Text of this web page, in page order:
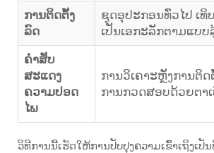
ການຕິດຕັ້ງ
ລົດ
ຊຸດອຸປະກອນທົ່ວໄປ ເທິ
ເປັນເອກະລັກຕາມແບບ
ຄຳສັບ
ສະແດງ
ຄວາມປອດ
ໄພ
ການວິເຄາະຫຼັງການຕິດ
ການກວດສອບດ້ວຍຕາ
ວິທີການນີ້ເຮັດໃຫ້ການປັບປຸງຄວາມເຂົ້າເຖິງເປັນ